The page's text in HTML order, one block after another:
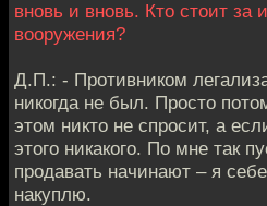
вновь и вновь. Кто стоит за
вооружения?
Д.П.: - Противником
никогда не был. Просто
этом никто не спросит, а
этого никакого. По мне так
продавать начинают – я
накуплю.